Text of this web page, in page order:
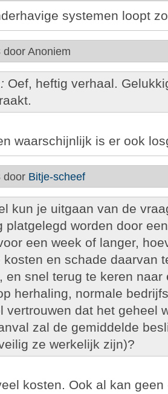
systemen loopt
door Anoniem
Oef, heftig verhaal.
waarschijnlijk is er ook
door Bitje-scheef
kun je uitgaan van de
platgelegd worden door
een week of langer,
kosten en schade daarvan
en snel terug te keren
herhaling, normale
vertrouwen dat het geheel
zal de gemiddelde
ze werkelijk zijn)?
kosten. Ook al kan geen